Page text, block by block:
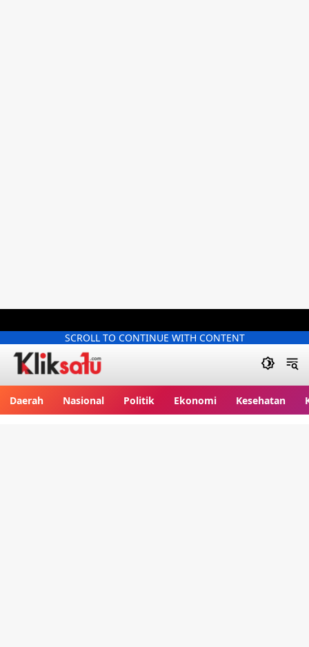
SCROLL TO CONTINUE WITH CONTENT
Daerah Nasional Politik Ekonomi Kesehatan